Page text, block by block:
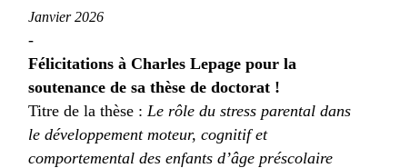
Janvier 2026
-
Félicitations à Charles Lepage pour la
soutenance de sa thèse de doctorat !
Titre de la thèse : Le rôle du stress parental dans
le développement moteur, cognitif et
comportemental des enfants d’âge préscolaire